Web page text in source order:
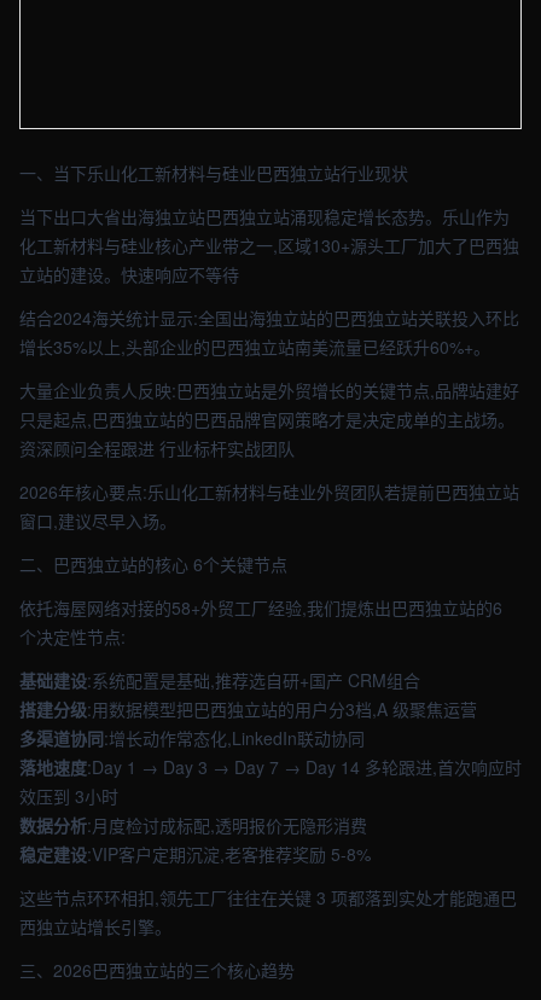
一、当下乐山化工新材料与硅业巴西独立站行业现状
当下出口大省出海独立站巴西独立站涌现稳定增长态势。乐山作为
化工新材料与硅业核心产业带之一,区域130+源头工厂加大了巴西独
立站的建设。快速响应不等待
结合2024海关统计显示:全国出海独立站的巴西独立站关联投入环比
增长35%以上,头部企业的巴西独立站南美流量已经跃升60%+。
大量企业负责人反映:巴西独立站是外贸增长的关键节点,品牌站建好
只是起点,巴西独立站的巴西品牌官网策略才是决定成单的主战场。
资深顾问全程跟进 行业标杆实战团队
2026年核心要点:乐山化工新材料与硅业外贸团队若提前巴西独立站
窗口,建议尽早入场。
二、巴西独立站的核心 6个关键节点
依托海屋网络对接的58+外贸工厂经验,我们提炼出巴西独立站的6
个决定性节点:
基础建设:系统配置是基础,推荐选自研+国产 CRM组合
搭建分级:用数据模型把巴西独立站的用户分3档,A 级聚焦运营
多渠道协同:增长动作常态化,LinkedIn联动协同
落地速度:Day 1 → Day 3 → Day 7 → Day 14 多轮跟进,首次响应时
效压到 3小时
数据分析:月度检讨成标配,透明报价无隐形消费
稳定建设:VIP客户定期沉淀,老客推荐奖励 5-8%
这些节点环环相扣,领先工厂往往在关键 3 项都落到实处才能跑通巴
西独立站增长引擎。
三、2026巴西独立站的三个核心趋势